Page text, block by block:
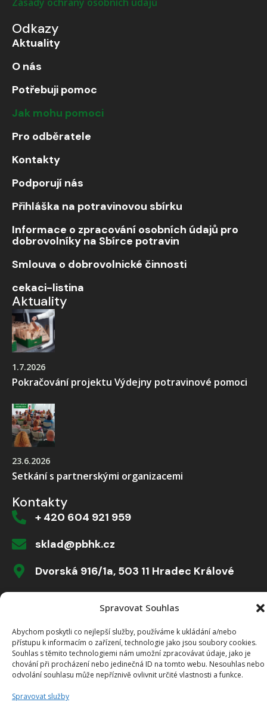
Spravovat Souhlas
Abychom poskytli co nejlepší služby, používáme k ukládání a/nebo
přístupu k informacím o zařízení, technologie jako jsou soubory cookies.
Souhlas s těmito technologiemi nám umožní zpracovávat údaje, jako je
chování při procházení nebo jedinečná ID na tomto webu. Nesouhlas nebo
odvolání souhlasu může nepříznivě ovlivnit určité vlastnosti a funkce.
Spravovat služby
Odkazy
Aktuality
O nás
Potřebuji pomoc
Jak mohu pomoci
Pro odběratele
Kontakty
Podporují nás
Přihláška na potravinovou sbírku
Informace o zpracování osobních údajů pro
dobrovolníky na Sbírce potravin
Smlouva o dobrovolnické činnosti
cekaci-listina
Aktuality
1.7.2026
Pokračování projektu Výdejny potravinové pomoci
23.6.2026
Setkání s partnerskými organizacemi
Kontakty
+ 420 604 921 959
sklad@pbhk.cz
Dvorská 916/1a, 503 11 Hradec Králové